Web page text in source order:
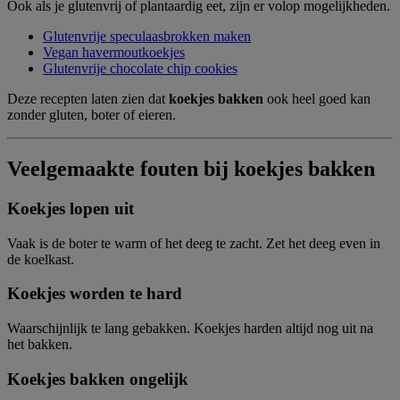
Ook als je glutenvrij of plantaardig eet, zijn er volop mogelijkheden.
Glutenvrije speculaasbrokken maken
Vegan havermoutkoekjes
Glutenvrije chocolate chip cookies
Deze recepten laten zien dat koekjes bakken ook heel goed kan
zonder gluten, boter of eieren.
Veelgemaakte fouten bij koekjes bakken
Koekjes lopen uit
Vaak is de boter te warm of het deeg te zacht. Zet het deeg even in
de koelkast.
Koekjes worden te hard
Waarschijnlijk te lang gebakken. Koekjes harden altijd nog uit na
het bakken.
Koekjes bakken ongelijk